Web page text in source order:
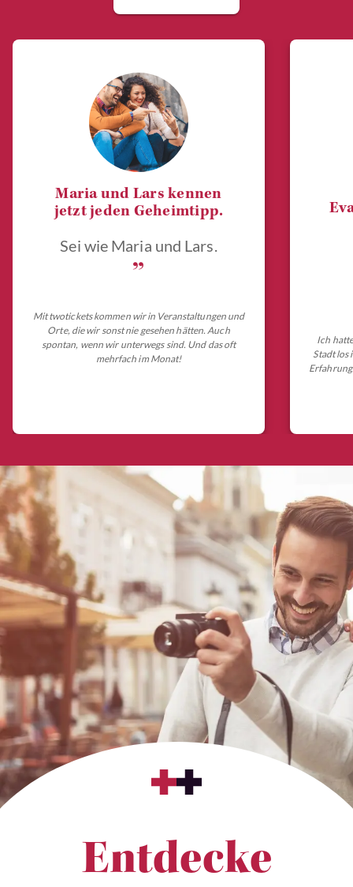
Maria und Lars kennen
jetzt jeden Geheimtipp.
Sei wie Maria und Lars.
„
Mit twotickets kommen wir in Veranstaltungen und
Orte, die wir sonst nie gesehen hätten. Auch
spontan, wenn wir unterwegs sind. Und das oft
mehrfach im Monat!
Ich
Stadt los
Entdecke